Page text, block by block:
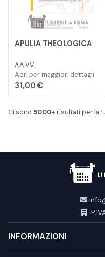
APULIA THEOLOGICA
AA.VV.
Apri per maggiori dettagli
31,00 €
Ci sono 5000+ risultati per la
INFORMAZIONI